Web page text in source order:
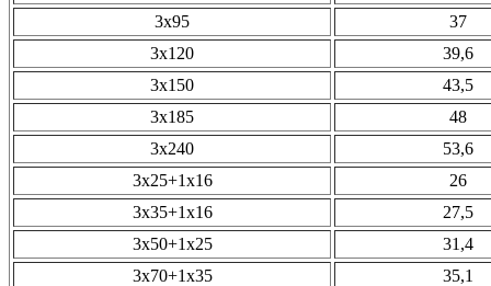
3х95
37
3х120
39,6
3х150
43,5
3х185
48
3х240
53,6
3х25+1х16
26
3х35+1х16
27,5
3х50+1х25
31,4
3х70+1х35
35,1